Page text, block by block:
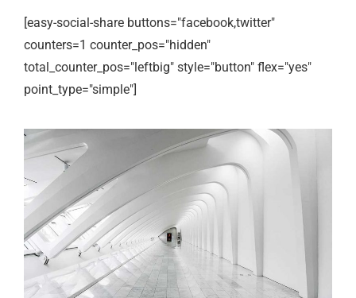
[easy-social-share buttons="facebook,twitter"
counters=1 counter_pos="hidden"
total_counter_pos="leftbig" style="button" flex="yes"
point_type="simple"]